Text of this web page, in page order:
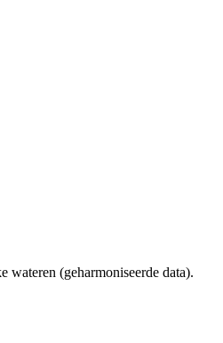
(geharmoniseerde data).